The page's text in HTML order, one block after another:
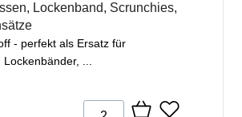
Lockenband, Scrunchies,
- perfekt als Ersatz für
Lockenbänder, ...